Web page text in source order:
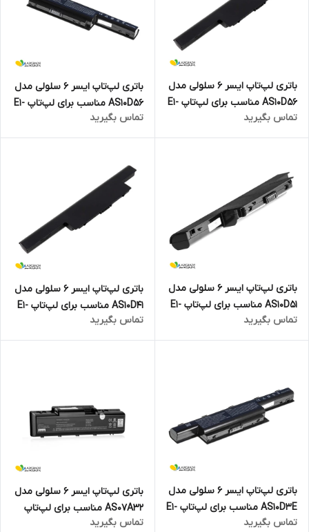
باتری لپ‌تاپ ایسر 6 سلولی مدل
AS10D56 مناسب برای لپ‌تاپ E1-
772
تماس بگیرید
باتری لپ‌تاپ ایسر 6 سلولی مدل
AS10D56 مناسب برای لپ‌تاپ E1-
771
تماس بگیرید
باتری لپ‌تاپ ایسر 6 سلولی مدل
AS10D51 مناسب برای لپ‌تاپ E1-
571G
تماس بگیرید
باتری لپ‌تاپ ایسر 6 سلولی مدل
AS10D41 مناسب برای لپ‌تاپ E1-
571
تماس بگیرید
باتری لپ‌تاپ ایسر 6 سلولی مدل
AS10D3E مناسب برای لپ‌تاپ E1-
531
تماس بگیرید
باتری لپ‌تاپ ایسر 6 سلولی مدل
AS07A32 مناسب برای لپ‌تاپ
Aspire 4710Z
تماس بگیرید